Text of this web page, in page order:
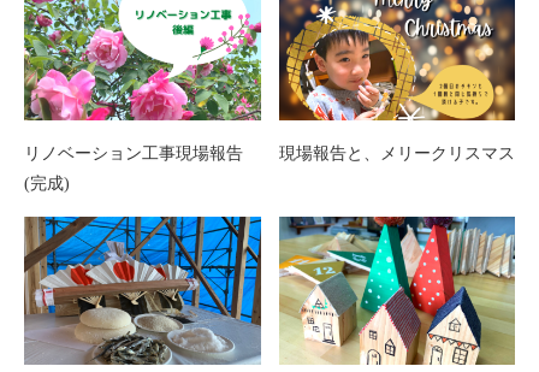
リノベーション工事現場報告
(完成)
現場報告と、メリークリスマス